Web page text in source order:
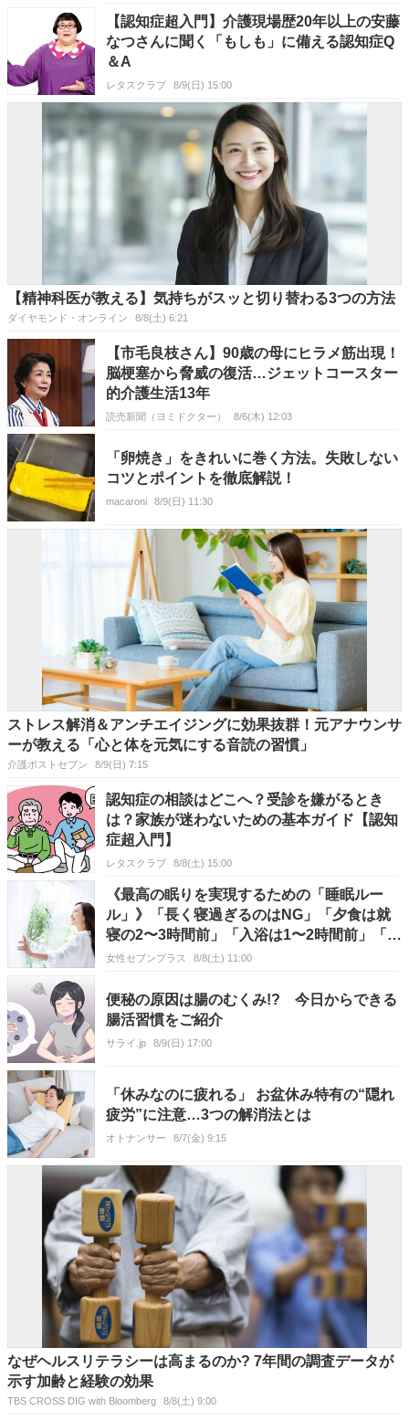
【認知症超入門】介護現場歴20年以上の安藤
なつさんに聞く「もしも」に備える認知症Q
＆A
レタスクラブ 8/9(日) 15:00
【精神科医が教える】気持ちがスッと切り替わる3つの方法
ダイヤモンド・オンライン 8/8(土) 6:21
【市毛良枝さん】90歳の母にヒラメ筋出現！
脳梗塞から脅威の復活…ジェットコースター
的介護生活13年
読売新聞（ヨミドクター） 8/6(木) 12:03
「卵焼き」をきれいに巻く方法。失敗しない
コツとポイントを徹底解説！
macaroni 8/9(日) 11:30
ストレス解消＆アンチエイジングに効果抜群！元アナウンサ
ーが教える「心と体を元気にする音読の習慣」
介護ポストセブン 8/9(日) 7:15
認知症の相談はどこへ？受診を嫌がるとき
は？家族が迷わないための基本ガイド【認知
症超入門】
レタスクラブ 8/8(土) 15:00
《最高の眠りを実現するための「睡眠ルー
ル」》「長く寝過ぎるのはNG」「夕食は就
寝の2〜3時間前」「入浴は1〜2時間前」「呼
吸法などのリラクゼーション」…効果的な睡
女性セブンプラス 8/8(土) 11:00
便秘の原因は腸のむくみ!? 今日からできる
腸活習慣をご紹介
サライ.jp 8/9(日) 17:00
「休みなのに疲れる」 お盆休み特有の“隠れ
疲労”に注意…3つの解消法とは
オトナンサー 8/7(金) 9:15
なぜヘルスリテラシーは高まるのか? 7年間の調査データが
示す加齢と経験の効果
TBS CROSS DIG with Bloomberg 8/8(土) 9:00